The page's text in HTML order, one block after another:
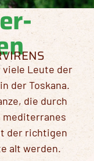
Leute der
der Toskana.
die durch
mediterranes
der richtigen
alt werden.